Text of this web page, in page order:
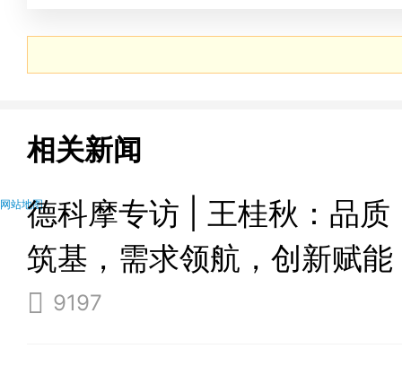
相关新闻
德科摩专访 | 王桂秋：品质
筑基，需求领航，创新赋能
—— 锻造国际品牌竞争
9197
网站地图